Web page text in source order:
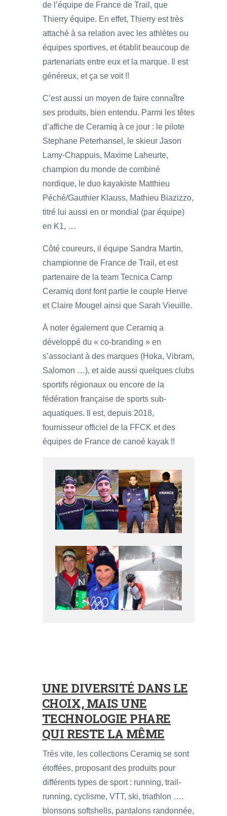
de l’équipe de France de Trail, que
Thierry équipe. En effet, Thierry est très
attaché à sa relation avec les athlètes ou
équipes sportives, et établit beaucoup de
partenariats entre eux et la marque. Il est
généreux, et ça se voit !!
C’est aussi un moyen de faire connaître
ses produits, bien entendu. Parmi les têtes
d’affiche de Ceramiq à ce jour : le pilote
Stephane Peterhansel, le skieur Jason
Lamy-Chappuis, Maxime Laheurte,
champion du monde de combiné
nordique, le duo kayakiste Matthieu
Péché/Gauthier Klauss, Mathieu Biazizzo,
titré lui aussi en or mondial (par équipe)
en K1, …
Côté coureurs, il équipe Sandra Martin,
championne de France de Trail, et est
partenaire de la team Tecnica Camp
Ceramiq dont font partie le couple Herve
et Claire Mougel ainsi que Sarah Vieuille.
À noter également que Ceramiq a
développé du « co-branding » en
s’associant à des marques (Hoka, Vibram,
Salomon …), et aide aussi quelques clubs
sportifs régionaux ou encore de la
fédération française de sports sub-
aquatiques. Il est, depuis 2018,
fournisseur officiel de la FFCK et des
équipes de France de canoé kayak !!
UNE DIVERSITÉ DANS LE
CHOIX, MAIS UNE
TECHNOLOGIE PHARE
QUI RESTE LA MÊME
Très vite, les collections Ceramiq se sont
étoffées, proposant des produits pour
différents types de sport : running, trail-
running, cyclisme, VTT, ski, triathlon ….
blonsons softshells, pantalons randonnée,